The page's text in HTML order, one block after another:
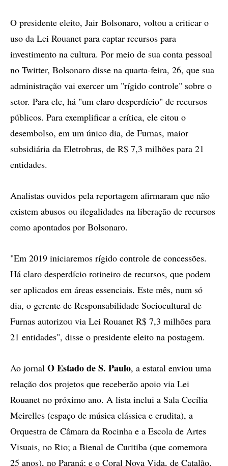
compartilhamento
O presidente eleito, Jair Bolsonaro, voltou a criticar o
uso da Lei Rouanet para captar recursos para
investimento na cultura. Por meio de sua conta pessoal
no Twitter, Bolsonaro disse na quarta-feira, 26, que sua
administração vai exercer um "rígido controle" sobre o
setor. Para ele, há "um claro desperdício" de recursos
públicos. Para exemplificar a crítica, ele citou o
desembolso, em um único dia, de Furnas, maior
subsidiária da Eletrobras, de R$ 7,3 milhões para 21
entidades.
Analistas ouvidos pela reportagem afirmaram que não
existem abusos ou ilegalidades na liberação de recursos
como apontados por Bolsonaro.
"Em 2019 iniciaremos rígido controle de concessões.
Há claro desperdício rotineiro de recursos, que podem
ser aplicados em áreas essenciais. Este mês, num só
dia, o gerente de Responsabilidade Sociocultural de
Furnas autorizou via Lei Rouanet R$ 7,3 milhões para
21 entidades", disse o presidente eleito na postagem.
Ao jornal O Estado de S. Paulo, a estatal enviou uma
relação dos projetos que receberão apoio via Lei
Rouanet no próximo ano. A lista inclui a Sala Cecília
Meirelles (espaço de música clássica e erudita), a
Orquestra de Câmara da Rocinha e a Escola de Artes
Visuais, no Rio; a Bienal de Curitiba (que comemora
25 anos), no Paraná; e o Coral Nova Vida, de Catalão,